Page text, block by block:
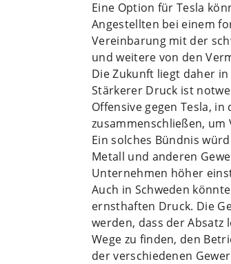
Eine Option für Tesla
Angestellten bei einem
Vereinbarung mit der
und weitere von den
Die Zukunft liegt daher
Stärkerer Druck ist
Offensive gegen Tesla,
zusammenschließen,
Ein solches Bündnis
Metall und anderen
Unternehmen höher
Auch in Schweden
ernsthaften Druck. Die
werden, dass der Absatz
Wege zu finden, den
der verschiedenen